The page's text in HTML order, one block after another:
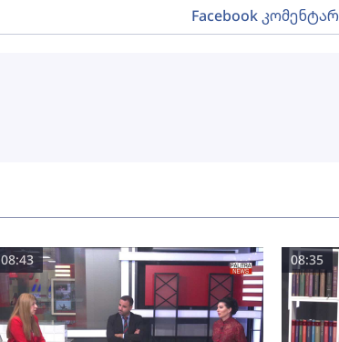
08:43 08:35
Facebook